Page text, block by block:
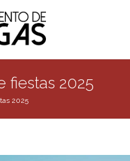
fiestas 2025
2025